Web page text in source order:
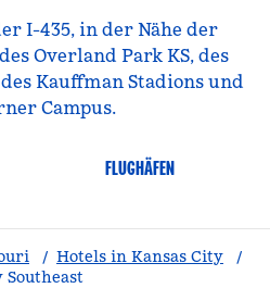
I-435, in der Nähe der
Overland Park KS, des
Kauffman Stadions und
Campus.
FLUGHÄFEN
/ Hotels in Kansas City
/